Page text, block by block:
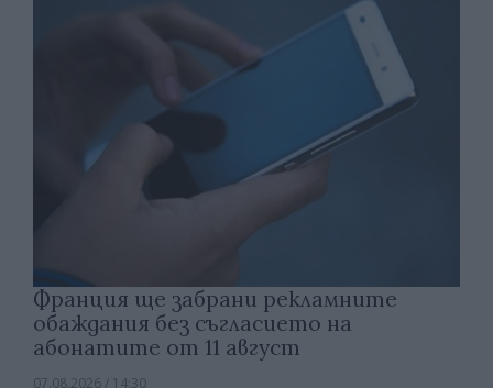
Франция ще забрани рекламните
обаждания без съгласието на
абонатите от 11 август
07.08.2026 / 14:30